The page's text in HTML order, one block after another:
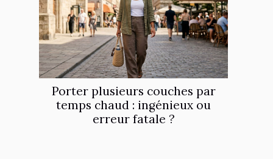
Porter plusieurs couches par
temps chaud : ingénieux ou
erreur fatale ?